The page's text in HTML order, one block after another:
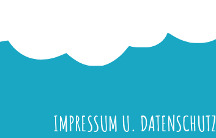
IMPRESSUM U. DATENSCHUTZ